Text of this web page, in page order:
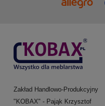
Zakład Handlowo-Produkcyjny
"KOBAX" - Pająk Krzysztof